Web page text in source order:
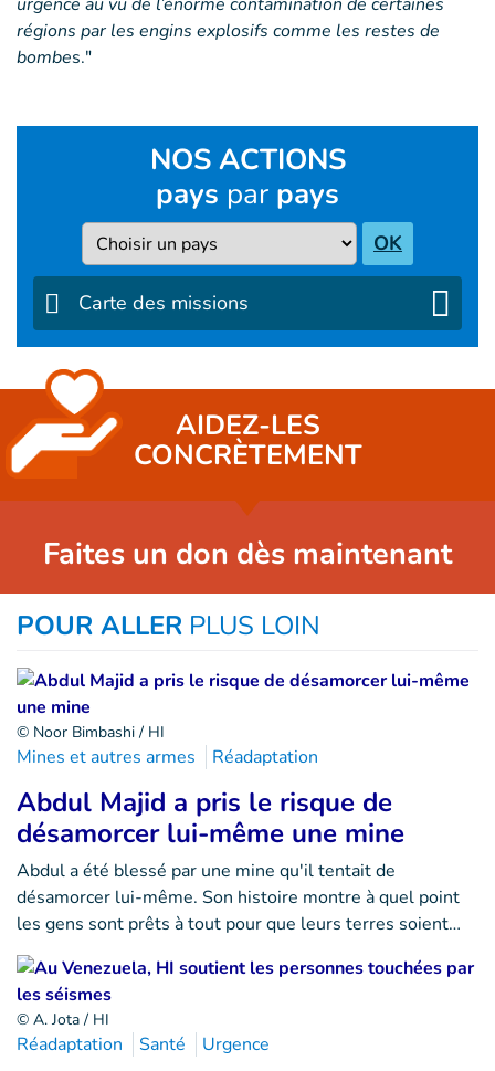
régions par les engins explosifs comme les restes de
bombes."
NOS ACTIONS
pays par pays
Pays OK
Carte des missions
AIDEZ-LES
CONCRÈTEMENT
Faites un don dès maintenant
POUR ALLER PLUS LOIN
© Noor Bimbashi / HI
Mines et autres armes Réadaptation
Abdul Majid a pris le risque de
désamorcer lui-même une mine
Abdul a été blessé par une mine qu'il tentait de
désamorcer lui-même. Son histoire montre à quel point
les gens sont prêts à tout pour que leurs terres soient…
© A. Jota / HI
Réadaptation Santé Urgence